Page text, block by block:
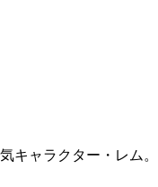
キャラクター・レム